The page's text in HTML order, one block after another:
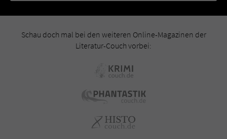
Schau doch mal bei den weiteren Online-Magazinen der
Literatur-Couch vorbei: